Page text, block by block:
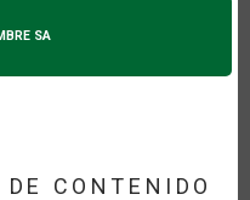
SA
CONTENIDO